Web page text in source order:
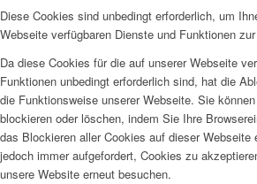
Diese Cookies sind unbedingt erforderlich, um
Webseite verfügbaren Dienste und Funktionen
Da diese Cookies für die auf unserer Webseite
Funktionen unbedingt erforderlich sind, hat die
die Funktionsweise unserer Webseite. Sie
blockieren oder löschen, indem Sie Ihre
das Blockieren aller Cookies auf dieser Webseite
jedoch immer aufgefordert, Cookies zu
unsere Website erneut besuchen.